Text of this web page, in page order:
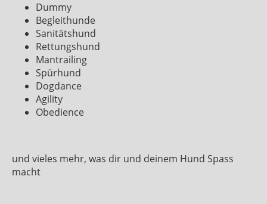
Dummy
Begleithunde
Sanitätshund
Rettungshund
Mantrailing
Spürhund
Dogdance
Agility
Obedience
und vieles mehr, was dir und deinem Hund Spass
macht